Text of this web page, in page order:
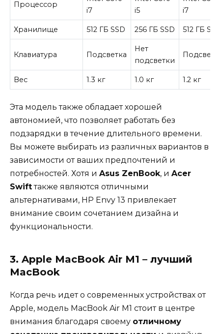
Процессор
i7
i5
i7
Хранилище 512 ГБ SSD 256 ГБ SSD 512 ГБ
Клавиатура Подсветка
Нет
подсветки
Вес 1.3 кг 1.0 кг 1.2 кг
Эта модель также обладает хорошей
автономией, что позволяет работать без
подзарядки в течение длительного времени.
Вы можете выбирать из различных вариантов в
зависимости от ваших предпочтений и
потребностей. Хотя и Asus ZenBook, и Acer
Swiftтакже являются отличными
альтернативами, HP Envy 13 привлекает
внимание своим сочетанием дизайна и
функциональности.
3. Apple MacBook Air M1 – лучший
MacBook
Когда речь идет о современных устройствах от
Apple, модель MacBook Air M1 стоит в центре
внимания благодаря своему отличному